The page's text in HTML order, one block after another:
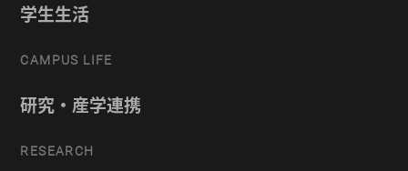
学生生活
CAMPUS LIFE
研究・産学連携
RESEARCH